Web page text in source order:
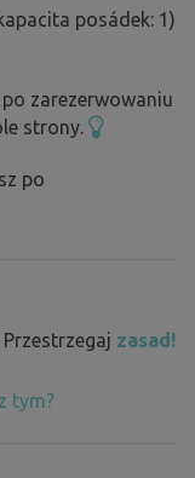
posádek: 1)
zarezerwowaniu
strony.
po
zasad!
tym?